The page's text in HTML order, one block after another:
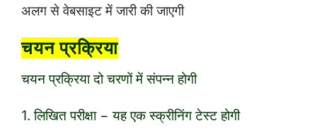
अलग से वेबसाइट में जारी की जाएगी
चयन प्रक्रिया
चयन प्रक्रिया दो चरणों में संपन्न होगी
1. लिखित परीक्षा − यह एक स्क्रीनिंग टेस्ट होगी